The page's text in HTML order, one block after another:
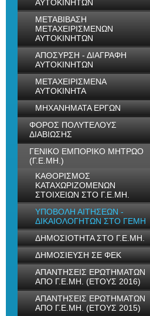
ΑΥΤΟΚΙΝΗΤΩΝ
ΜΕΤΑΒΙΒΑΣΗ
ΜΕΤΑΧΕΙΡΙΣΜΕΝΩΝ
ΑΥΤΟΚΙΝΗΤΩΝ
ΑΠΟΣΥΡΣΗ - ΔΙΑΓΡΑΦΗ
ΑΥΤΟΚΙΝΗΤΩΝ
ΜΕΤΑΧΕΙΡΙΣΜΕΝΑ
ΑΥΤΟΚΙΝΗΤΑ
ΜΗΧΑΝΗΜΑΤΑ ΕΡΓΩΝ
ΦΟΡΟΣ ΠΟΛΥΤΕΛΟΥΣ
ΔΙΑΒΙΩΣΗΣ
ΓΕΝΙΚΟ ΕΜΠΟΡΙΚΟ ΜΗΤΡΩΟ
(Γ.Ε.ΜΗ.)
ΚΑΘΟΡΙΣΜΟΣ
ΚΑΤΑΧΩΡΙΖΟΜΕΝΩΝ
ΣΤΟΙΧΕΙΩΝ ΣΤΟ Γ.Ε.ΜΗ.
ΥΠΟΒΟΛΗ ΑΙΤΗΣΕΩΝ -
ΔΙΚΑΙΟΛΟΓΗΤΩΝ ΣΤΟ ΓΕΜΗ
ΔΗΜΟΣΙΟΤΗΤΑ ΣΤΟ Γ.Ε.ΜΗ.
ΔΗΜΟΣΙΕΥΣΗ ΣΕ ΦΕΚ
ΑΠΑΝΤΗΣΕΙΣ ΕΡΩΤΗΜΑΤΩΝ
ΑΠΟ Γ.Ε.ΜΗ. (ΕΤΟΥΣ 2016)
ΑΠΑΝΤΗΣΕΙΣ ΕΡΩΤΗΜΑΤΩΝ
ΑΠΟ Γ.Ε.ΜΗ. (ΕΤΟΥΣ 2015)